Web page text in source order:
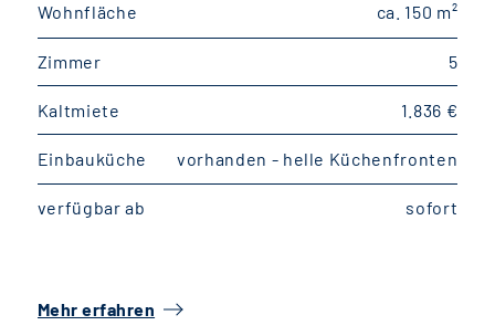
Wohnfläche ca. 150 m²
Zimmer 5
Kaltmiete 1.836 €
Einbauküche vorhanden - helle Küchenfronten
verfügbar ab sofort
Mehr erfahren